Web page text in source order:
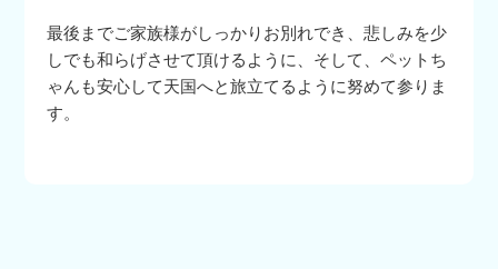
最後までご家族様がしっかりお別れでき、悲しみを少
しでも和らげさせて頂けるように、そして、ペットち
ゃんも安心して天国へと旅立てるように努めて参りま
す。